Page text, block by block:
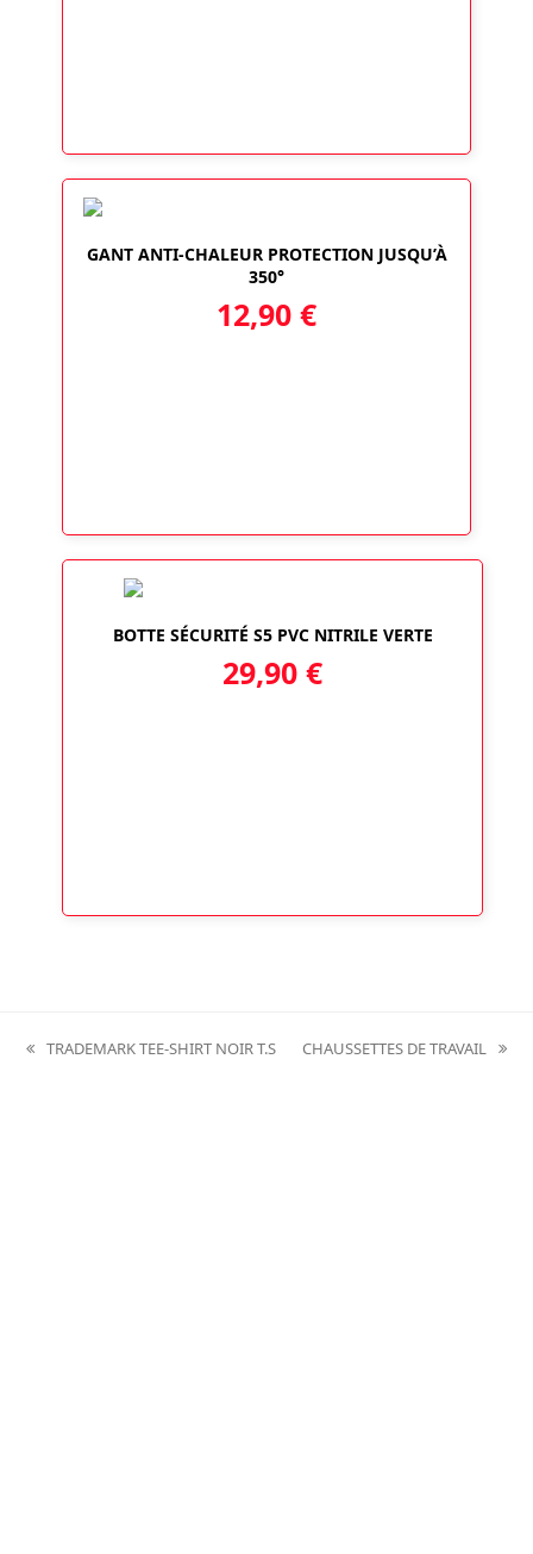
GANT ANTI-CHALEUR PROTECTION JUSQU’À
350°
12,90 €
BOTTE SÉCURITÉ S5 PVC NITRILE VERTE
29,90 €
previous
TRADEMARK TEE-SHIRT NOIR T.S
next
CHAUSSETTES DE TRAVAIL